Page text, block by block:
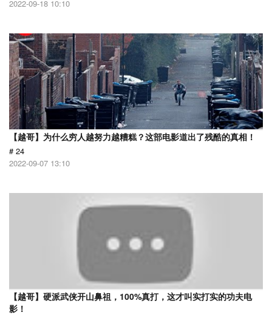
2022-09-18 10:10
【越哥】为什么穷人越努力越糟糕？这部电影道出了残酷的真相！
# 24
2022-09-07 13:10
【越哥】硬派武侠开山鼻祖，100%真打，这才叫实打实的功夫电
影！